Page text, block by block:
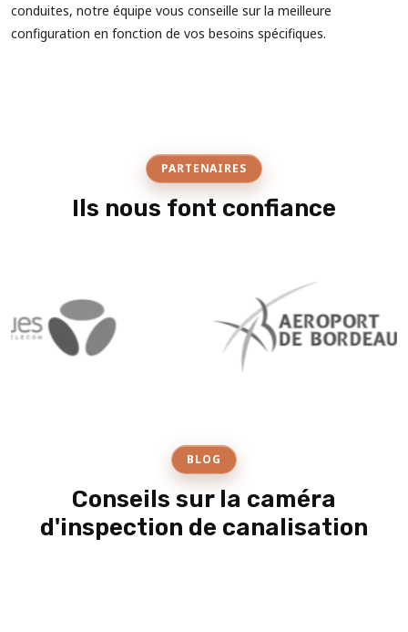
conduites, notre équipe vous conseille sur la meilleure
configuration en fonction de vos besoins spécifiques.
PARTENAIRES
Ils nous font confiance
BLOG
Conseils sur la caméra
d'inspection de canalisation